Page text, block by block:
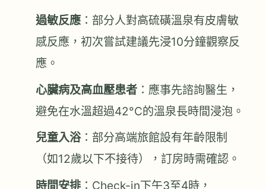
過敏反應：部分人對高硫磺溫泉有皮膚敏
感反應，初次嘗試建議先浸10分鐘觀察反
應。
心臟病及高血壓患者：應事先諮詢醫生，
避免在水溫超過42°C的溫泉長時間浸泡。
兒童入浴：部分高端旅館設有年齡限制
（如12歲以下不接待），訂房時需確認。
時間安排：Check-in下午3至4時，